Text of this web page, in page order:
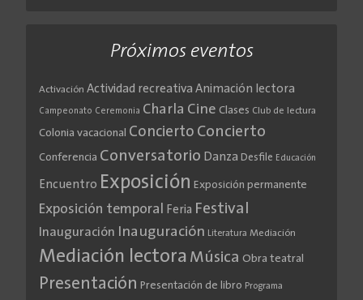
Próximos eventos
Activación Actividad recreativa Animación lectora
Campeonato Ceremonia Charla Cine Clases Club de lectura
Colonia vacacional Concierto Concierto
Conferencia Conversatorio Danza Desfile Educación
Encuentro Exposición Exposición permanente
Exposición temporal Feria Festival
Inauguración Inauguración Literatura Mediación
Mediación lectora Música Obra teatral
Presentación Presentación de libro Programa